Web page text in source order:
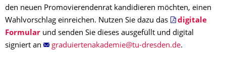
den neuen Promovierendenrat kandidieren möchten, einen
Wahlvorschlag einreichen. Nutzen Sie dazu das
digitale
Formular und senden Sie dieses ausgefüllt und digital
signiert an
.